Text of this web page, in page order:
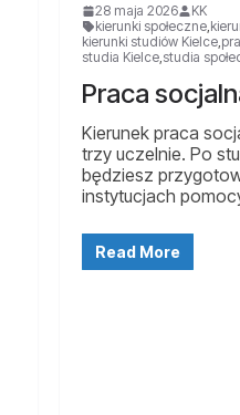
28 maja 2026
KK
kierunki społeczne,
kierunki studiów Kielce,
studia Kielce, studia
Praca
Kierunek praca
trzy uczelnie. Po
będziesz
instytucjach
Read More